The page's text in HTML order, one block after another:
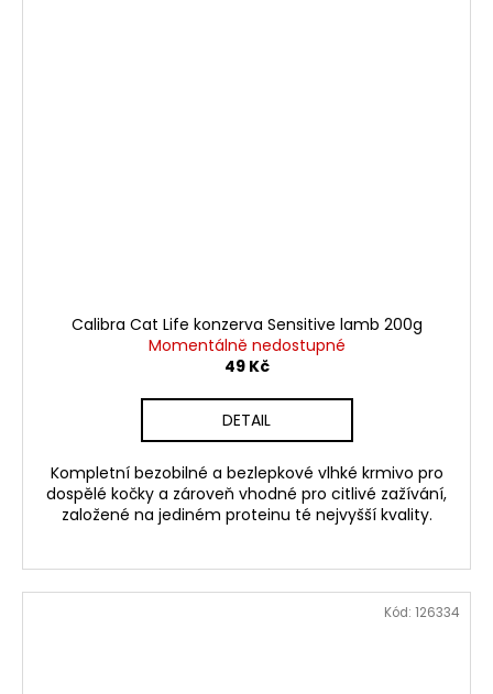
Calibra Cat Life konzerva Sensitive lamb 200g
Momentálně nedostupné
49 Kč
DETAIL
Kompletní bezobilné a bezlepkové vlhké krmivo pro
dospělé kočky a zároveň vhodné pro citlivé zažívání,
založené na jediném proteinu té nejvyšší kvality.
Kód: 126334